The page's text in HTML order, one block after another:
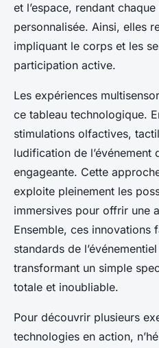
et l’espace, rendant
personnalisée. Ainsi, elles
impliquant le corps et les
participation active.
Les expériences
ce tableau technologique.
stimulations olfactives,
ludification de l’événement
engageante. Cette
exploite pleinement les
immersives pour offrir une
Ensemble, ces innovations
standards de
transformant un simple
totale et inoubliable.
Pour découvrir plusieurs
technologies en action,